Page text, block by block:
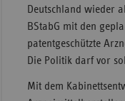
Deutschland wieder
BStabG mit den
patentgeschützte
Die Politik darf vor
Mit dem